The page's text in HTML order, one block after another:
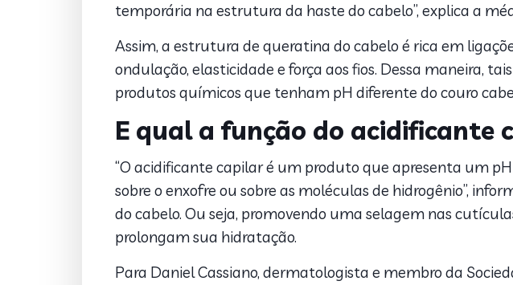
temporária na estrutura da haste do cabelo”, explica a
Assim, a estrutura de queratina do cabelo é rica em
ondulação, elasticidade e força aos fios. Dessa maneira,
produtos químicos que tenham pH diferente do couro
E qual a função do acidificante
“O acidificante capilar é um produto que apresenta um
sobre o enxofre ou sobre as moléculas de hidrogênio”,
do cabelo. Ou seja, promovendo uma selagem nas
prolongam sua hidratação.
Para Daniel Cassiano, dermatologista e membro da